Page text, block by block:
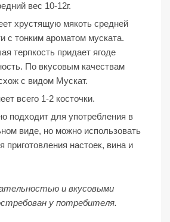
вес 10-12г.
хрустящую мякоть средней
с тонким ароматом муската.
терпкость придает ягоде
По вкусовым качествам
с видом Мускат.
всего 1-2 косточки.
подходит для употребления в
виде, но можно использовать
приготовления настоек, вина и
и вкусовыми
у потребителя.